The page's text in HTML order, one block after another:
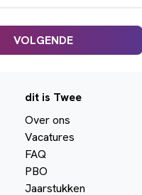
VOLGENDE
dit is Twee
Over ons
Vacatures
FAQ
PBO
Jaarstukken